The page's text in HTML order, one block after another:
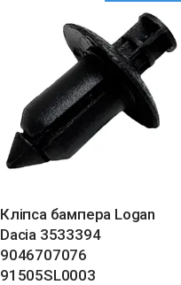
Кліпса бампера Logan
Dacia 3533394
9046707076
91505SL0003